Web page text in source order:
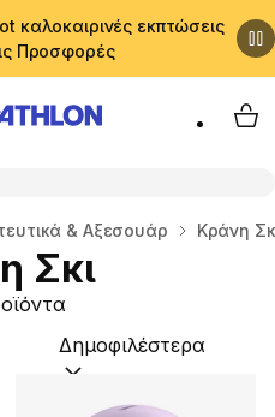
καλοκαιρινές εκπτώσεις
Προσφορές
My
& Αξεσουάρ Κράνη
Σκι
Ταξινόμηση κατά: